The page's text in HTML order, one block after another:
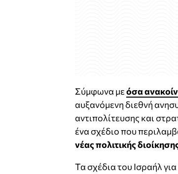
Σύμφωνα μεόσα
αυξανόμενη διεθνή
αντιπολίτευσης και
ένα σχέδιο που
νέας πολιτικής
Τα σχέδια του Ισραήλ